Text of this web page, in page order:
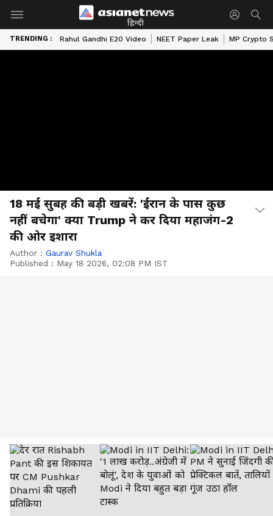
हिन्दी
TRENDING : Rahul Gandhi E20 Video NEET Paper Leak MP Crypto
18 मई सुबह की बड़ी खबरें: 'ईरान के पास कुछ
नहीं बचेगा' क्या Trump ने कर दिया महाजंग-2
की ओर इशारा
Author : Gaurav Shukla
Published : May 18 2026, 02:08 PM IST